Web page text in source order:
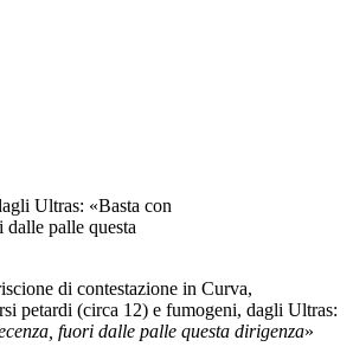
Ultras: «Basta con
dalle palle questa
di contestazione in Curva,
petardi (circa 12) e fumogeni, dagli Ultras:
fuori dalle palle questa dirigenza»